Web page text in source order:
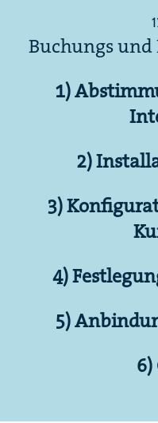
Buchungs
1)
2)
3)
4)
5)
6)